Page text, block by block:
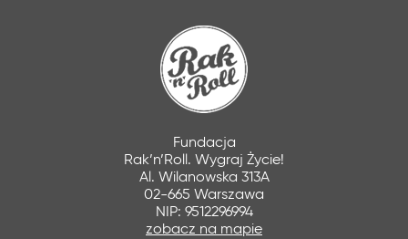
Fundacja
Rak’n’Roll. Wygraj Życie!
Al. Wilanowska 313A
02-665 Warszawa
NIP: 9512296994
zobacz na mapie